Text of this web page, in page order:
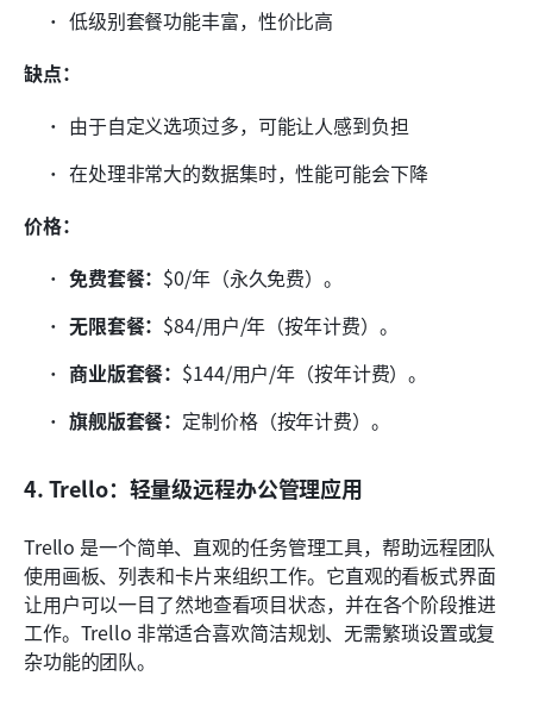
低级别套餐功能丰富，性价比高
缺点：
由于自定义选项过多，可能让人感到负担
在处理非常大的数据集时，性能可能会下降
价格：
免费套餐： $0/年（永久免费）。
无限套餐： $84/用户/年（按年计费）。
商业版套餐： $144/用户/年（按年计费）。
旗舰版套餐： 定制价格（按年计费）。
4. Trello：轻量级远程办公管理应用
Trello 是一个简单、直观的任务管理工具，帮助远程团队
使用画板、列表和卡片来组织工作。它直观的看板式界面
让用户可以一目了然地查看项目状态，并在各个阶段推进
工作。Trello 非常适合喜欢简洁规划、无需繁琐设置或复
杂功能的团队。